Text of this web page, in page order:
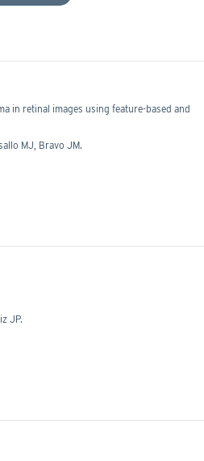
in retinal images using feature-based and
MJ, Bravo JM.
JP.